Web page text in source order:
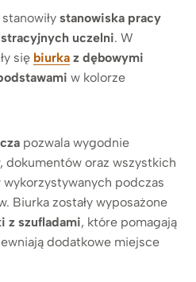
stanowiska pracy
uczelni. W
się biurka z dębowymi
w kolorze
pozwala wygodnie
dokumentów oraz wszystkich
podczas
Biurka zostały wyposażone
z szufladami, które pomagają
dodatkowe miejsce